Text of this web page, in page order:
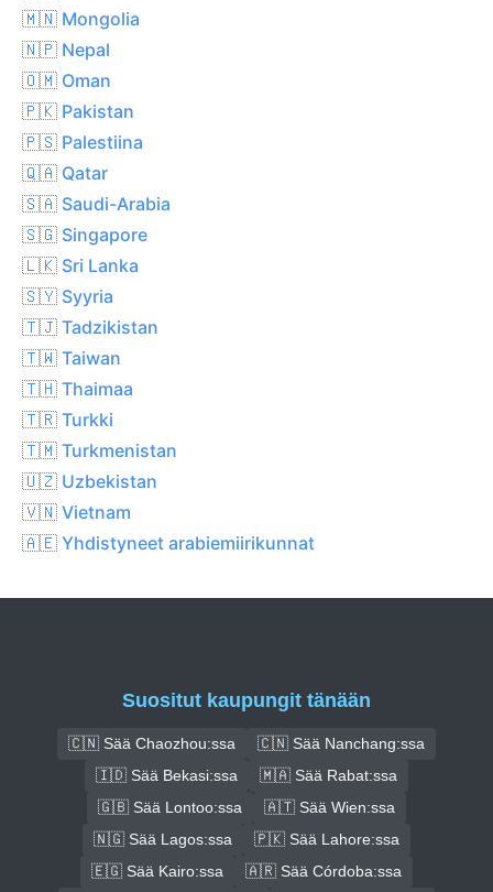
🇲🇳 Mongolia
🇳🇵 Nepal
🇴🇲 Oman
🇵🇰 Pakistan
🇵🇸 Palestiina
🇶🇦 Qatar
🇸🇦 Saudi-Arabia
🇸🇬 Singapore
🇱🇰 Sri Lanka
🇸🇾 Syyria
🇹🇯 Tadzikistan
🇹🇼 Taiwan
🇹🇭 Thaimaa
🇹🇷 Turkki
🇹🇲 Turkmenistan
🇺🇿 Uzbekistan
🇻🇳 Vietnam
🇦🇪 Yhdistyneet arabiemiirikunnat
Suositut kaupungit tänään
🇨🇳 Sää Chaozhou:ssa
🇨🇳 Sää Nanchang:ssa
🇮🇩 Sää Bekasi:ssa
🇲🇦 Sää Rabat:ssa
🇬🇧 Sää Lontoo:ssa
🇦🇹 Sää Wien:ssa
🇳🇬 Sää Lagos:ssa
🇵🇰 Sää Lahore:ssa
🇪🇬 Sää Kairo:ssa
🇦🇷 Sää Córdoba:ssa